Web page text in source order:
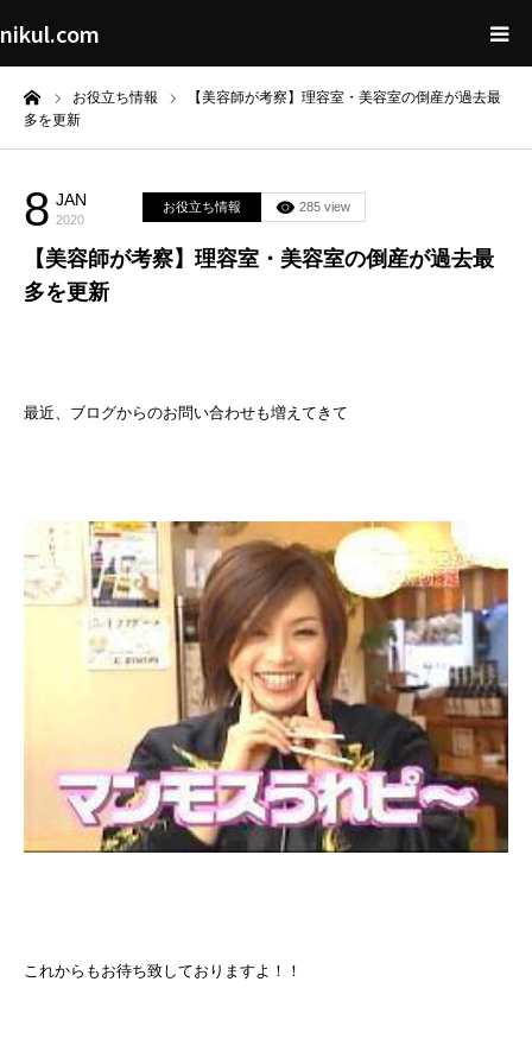
nikul.com
お役立ち情報
【美容師が考察】理容室・美容室の倒産が過去最
多を更新
8 JAN
2020
お役立ち情報 285 view
【美容師が考察】理容室・美容室の倒産が過去最
多を更新
最近、ブログからのお問い合わせも増えてきて
これからもお待ち致しておりますよ！！